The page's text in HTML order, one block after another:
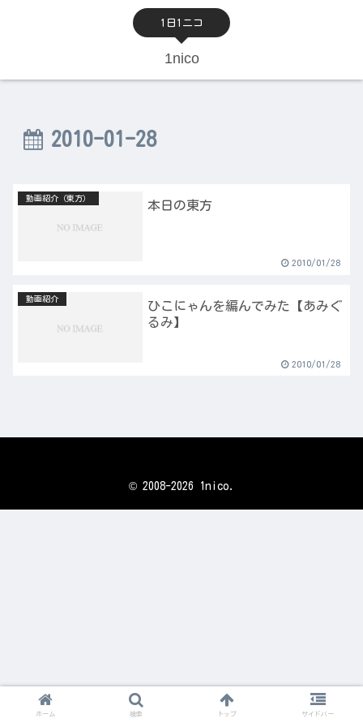
1日1ニコ
1nico
2010-01-28
動画紹介（東方）
本日の東方
2010/01/28
動画紹介
ひこにゃんを編んでみた【あみぐ
るみ】
2010/01/28
© 2008-2026 1nico.
ホーム 検索 トップ サイドバー